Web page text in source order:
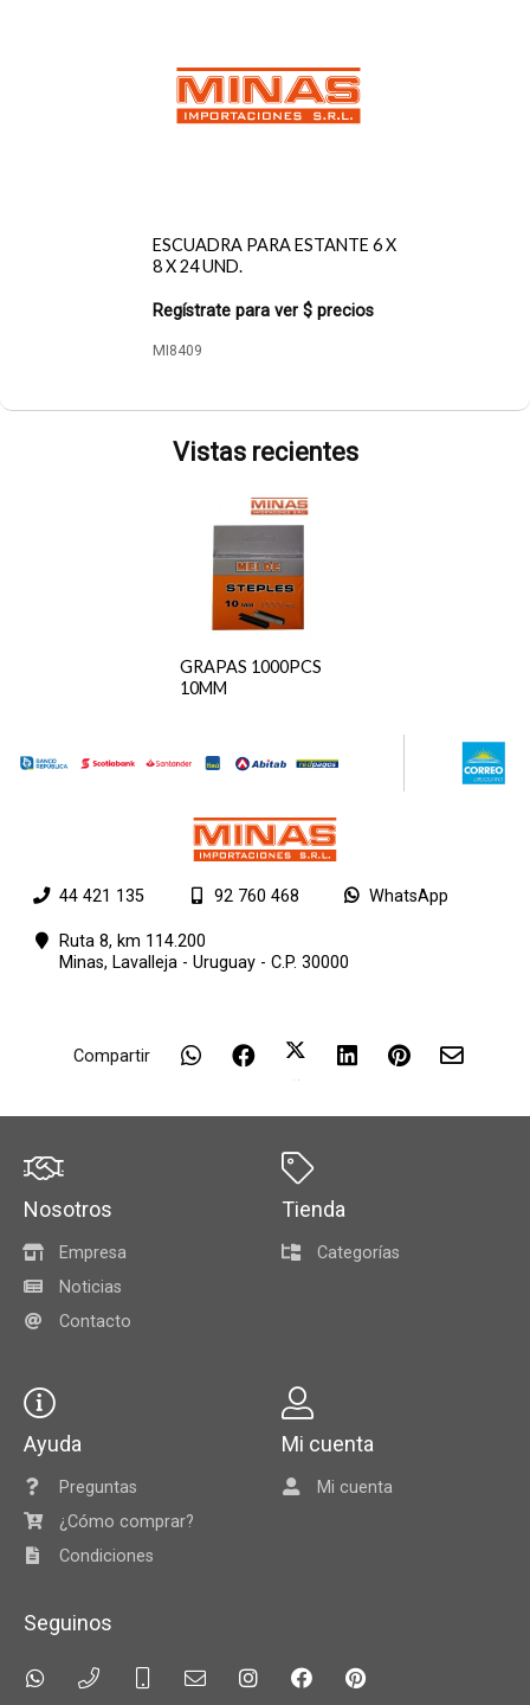
ESCUADRA PARA ESTANTE 6 X
8 X 24 UND.
Regístrate para ver $ precios
MI8409
Vistas recientes
GRAPAS 1000PCS
10MM
44 421 135 92 760 468 WhatsApp
Ruta 8, km 114.200
Minas, Lavalleja - Uruguay - C.P. 30000
Compartir
Nosotros
Empresa
Noticias
Contacto
Tienda
Categorías
Ayuda
Preguntas
¿Cómo comprar?
Condiciones
Mi cuenta
Mi cuenta
Seguinos